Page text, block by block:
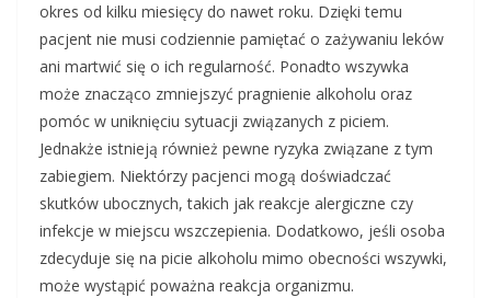
okres od kilku miesięcy do nawet roku. Dzięki temu
pacjent nie musi codziennie pamiętać o zażywaniu leków
ani martwić się o ich regularność. Ponadto wszywka
może znacząco zmniejszyć pragnienie alkoholu oraz
pomóc w uniknięciu sytuacji związanych z piciem.
Jednakże istnieją również pewne ryzyka związane z tym
zabiegiem. Niektórzy pacjenci mogą doświadczać
skutków ubocznych, takich jak reakcje alergiczne czy
infekcje w miejscu wszczepienia. Dodatkowo, jeśli osoba
zdecyduje się na picie alkoholu mimo obecności wszywki,
może wystąpić poważna reakcja organizmu.